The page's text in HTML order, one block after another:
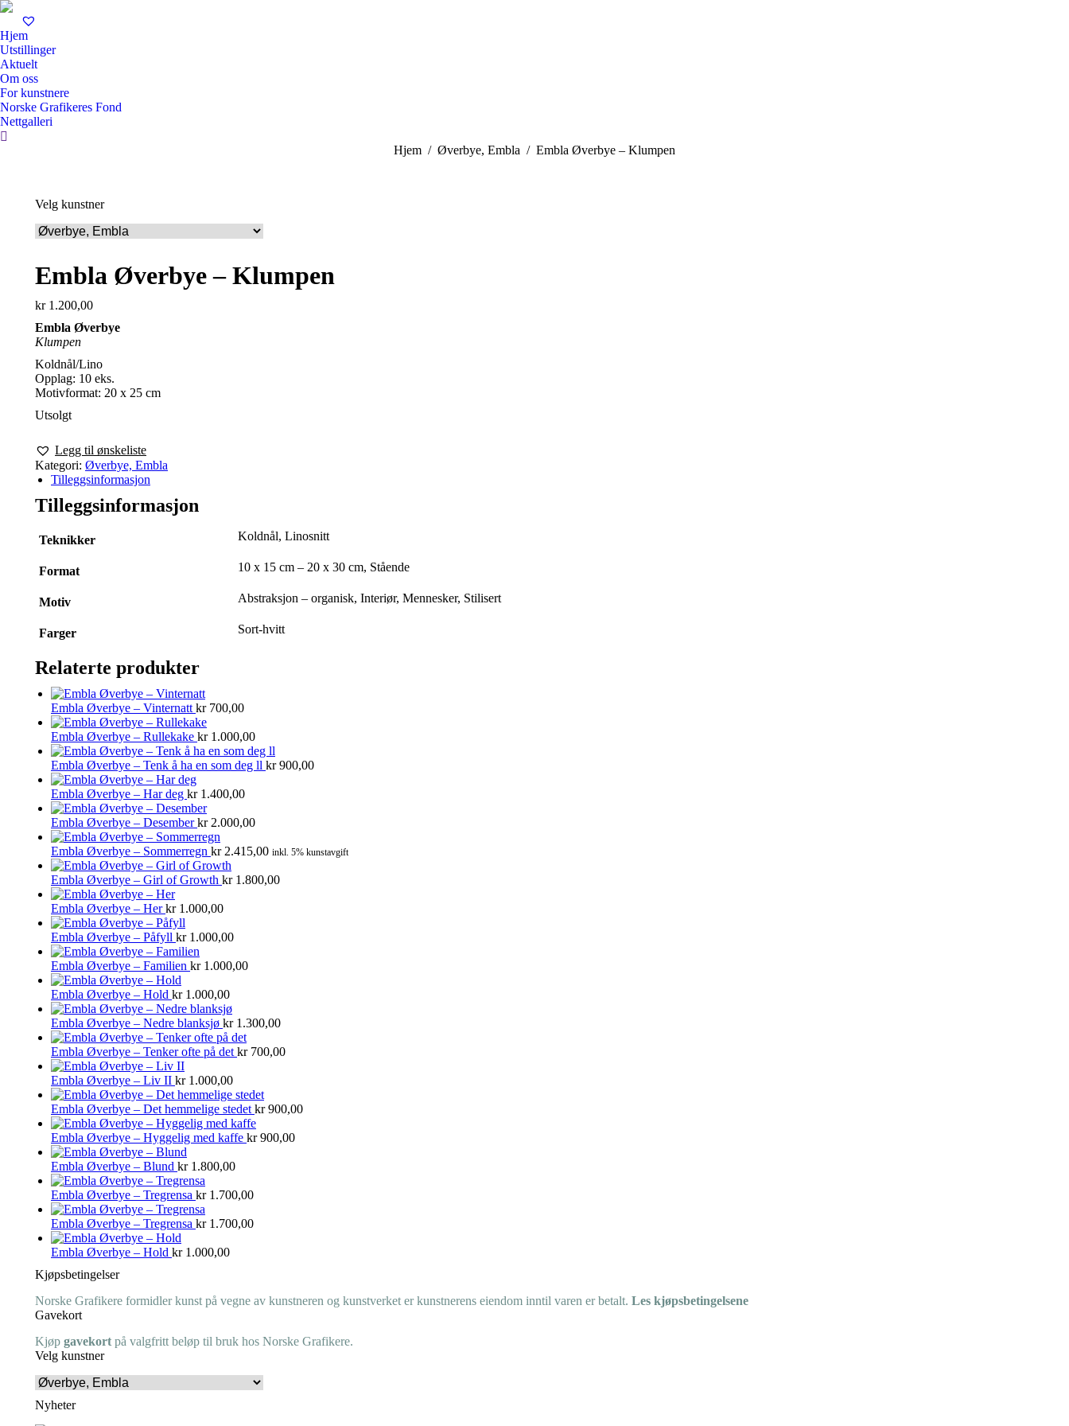
Hjem
Utstillinger
Aktuelt
Om oss
For kunstnere
Norske Grafikeres Fond
Nettgalleri
Search:
You are here:
Hjem Øverbye, Embla Embla Øverbye – Klumpen
Velg kunstner
Embla Øverbye – Klumpen
kr1.200,00
Embla Øverbye
Klumpen
Koldnål/Lino
Opplag: 10 eks.
Motivformat: 20 x 25 cm
Utsolgt
Legg til ønskeliste
Kategori: Øverbye, Embla
Tilleggsinformasjon
Tilleggsinformasjon
Teknikker Koldnål, Linosnitt
Format 10 x 15 cm – 20 x 30 cm, Stående
Motiv Abstraksjon – organisk, Interiør, Mennesker, Stilisert
Farger Sort-hvitt
Relaterte produkter
Embla Øverbye – Vinternatt kr700,00
Embla Øverbye – Rullekake kr1.000,00
Embla Øverbye – Tenk å ha en som deg ll kr900,00
Embla Øverbye – Har deg kr1.400,00
Embla Øverbye – Desemberkr2.000,00
Embla Øverbye – Sommerregn kr2.415,00 inkl. 5% kunstavgift
Embla Øverbye – Girl of Growth kr1.800,00
Embla Øverbye – Herkr1.000,00
Embla Øverbye – Påfyll kr1.000,00
Embla Øverbye – Familien kr1.000,00
Embla Øverbye – Hold kr1.000,00
Embla Øverbye – Nedre blanksjø kr1.300,00
Embla Øverbye – Tenker ofte på det kr700,00
Embla Øverbye – Liv II kr1.000,00
Embla Øverbye – Det hemmelige stedet kr900,00
Embla Øverbye – Hyggelig med kaffe kr900,00
Embla Øverbye – Blund kr1.800,00
Embla Øverbye – Tregrensa kr1.700,00
Embla Øverbye – Tregrensa kr1.700,00
Embla Øverbye – Hold kr1.000,00
Kjøpsbetingelser
Norske Grafikere formidler kunst på vegne av kunstneren og kunstverket er kunstnerens eiendom inntil varen er betalt. Les kjøpsbetingelsene
Gavekort
Kjøp gavekort på valgfritt beløp til bruk hos Norske Grafikere.
Velg kunstner
Nyheter